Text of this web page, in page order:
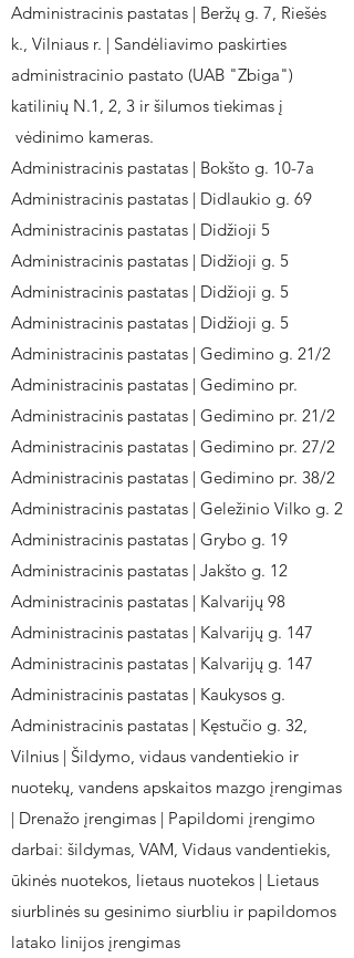
Administracinis pastatas | Beržų g. 7, Riešės
k., Vilniaus r. | Sandėliavimo paskirties
administracinio pastato (UAB "Zbiga")
katilinių N.1, 2, 3 ir šilumos tiekimas į
vėdinimo kameras.
Administracinis pastatas | Bokšto g. 10-7a
Administracinis pastatas | Didlaukio g. 69
Administracinis pastatas | Didžioji 5
Administracinis pastatas | Didžioji g. 5
Administracinis pastatas | Didžioji g. 5
Administracinis pastatas | Didžioji g. 5
Administracinis pastatas | Gedimino g. 21/2
Administracinis pastatas | Gedimino pr.
Administracinis pastatas | Gedimino pr. 21/2
Administracinis pastatas | Gedimino pr. 27/2
Administracinis pastatas | Gedimino pr. 38/2
Administracinis pastatas | Geležinio Vilko g. 2
Administracinis pastatas | Grybo g. 19
Administracinis pastatas | Jakšto g. 12
Administracinis pastatas | Kalvarijų 98
Administracinis pastatas | Kalvarijų g. 147
Administracinis pastatas | Kalvarijų g. 147
Administracinis pastatas | Kaukysos g.
Administracinis pastatas | Kęstučio g. 32,
Vilnius | Šildymo, vidaus vandentiekio ir
nuotekų, vandens apskaitos mazgo įrengimas
| Drenažo įrengimas | Papildomi įrengimo
darbai: šildymas, VAM, Vidaus vandentiekis,
ūkinės nuotekos, lietaus nuotekos | Lietaus
siurblinės su gesinimo siurbliu ir papildomos
latako linijos įrengimas